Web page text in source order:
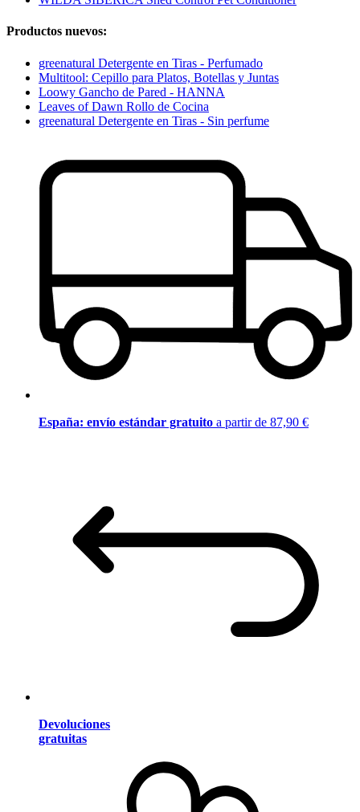
Productos nuevos:
greenatural Detergente en Tiras - Perfumado
Multitool: Cepillo para Platos, Botellas y Juntas
Loowy Gancho de Pared - HANNA
Leaves of Dawn Rollo de Cocina
greenatural Detergente en Tiras - Sin perfume
España: envío estándar gratuito a partir de 87,90 €
Devoluciones
gratuitas